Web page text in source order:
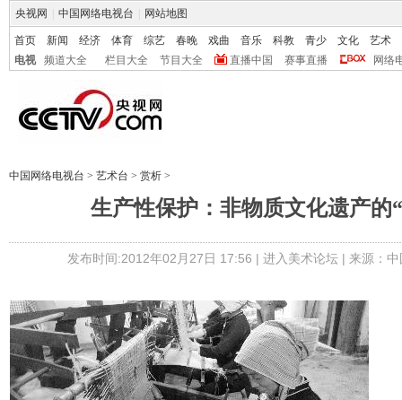
央视网 中国网络电视台 网站地图
首页 新闻 经济 体育 综艺 春晚 戏曲 音乐 科教 青少 文化
艺术
电视
频道大全 栏目大全 节目大全 直播中国 赛事直播 网络
中国网络电视台 > 艺术台 > 赏析 >
生产性保护：非物质文化遗产的
发布时间:2012年02月27日 17:56 | 进入美术论坛| 来源：